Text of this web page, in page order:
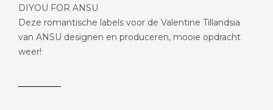
DIYOU FOR ANSU
Deze romantische labels voor de Valentine Tillandsia
van ANSU designen en produceren, mooie opdracht
weer!